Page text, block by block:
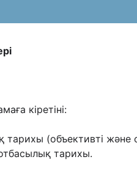
кіретіні:
(объективті жəне
тарихы.